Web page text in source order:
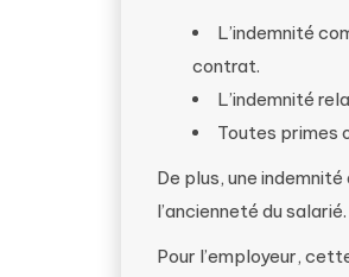
L’indemnité
contrat.
L’indemnité
Toutes primes
De plus, une
l’ancienneté du
Pour l’employeur,